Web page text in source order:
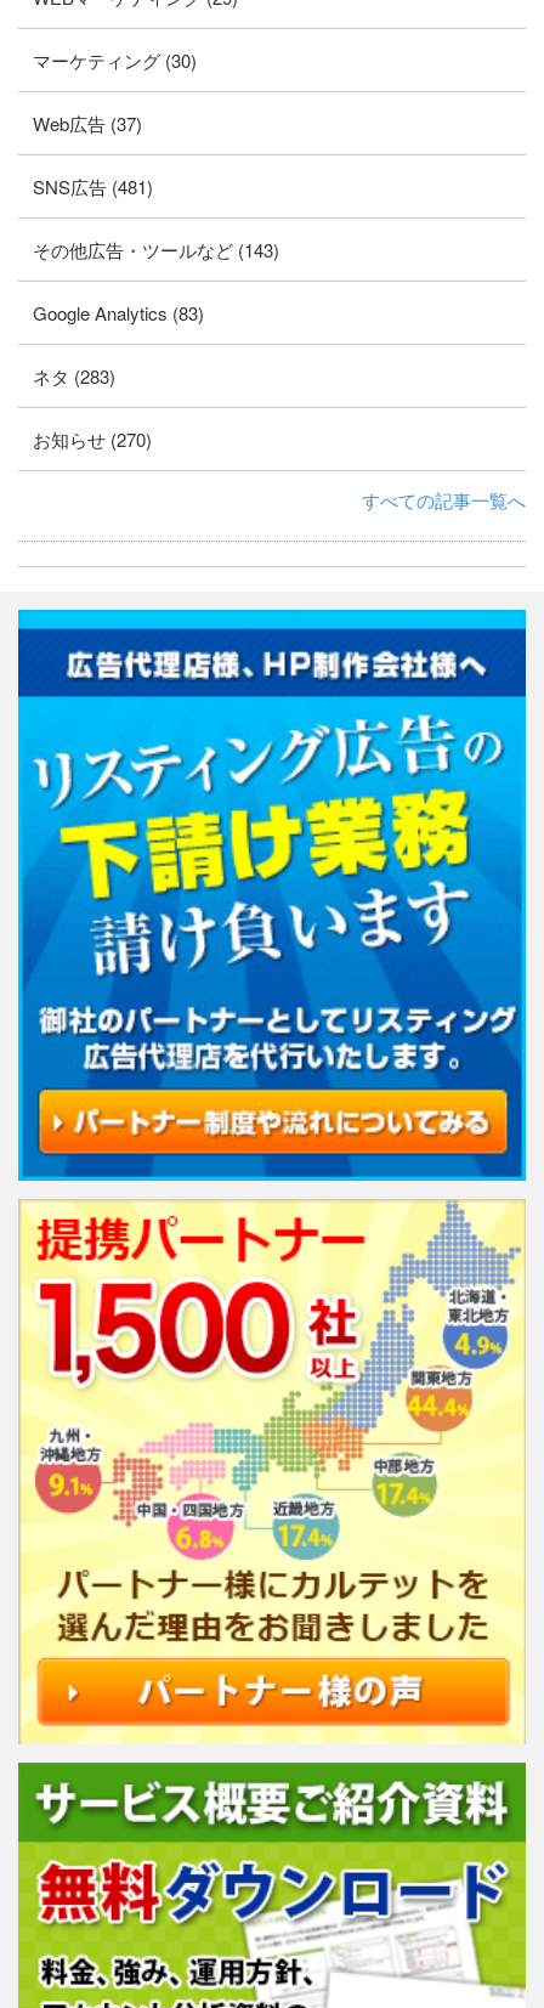
マーケティング (30)
Web広告 (37)
SNS広告 (481)
その他広告・ツールなど (143)
Google Analytics (83)
ネタ (283)
お知らせ (270)
すべての記事一覧へ